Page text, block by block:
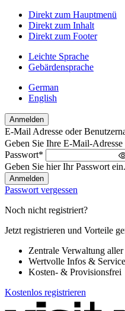
Direkt zum Hauptmenü
Direkt zum Inhalt
Direkt zum Footer
Leichte Sprache
Gebärdensprache
German
English
Anmelden
Willkommen
zurück!
Bitte
melden
Sie
sich
an
E-Mail Adresse oder
Geben Sie Ihre E-Mail-
Passwort*
Geben Sie hier Ihr Passwort ein.
Passwort vergessen
Noch nicht registriert?
Jetzt registrieren und Vorteile
Zentrale Verwaltung
Wertvolle Infos &
Kosten- & Provisionsfrei
Kostenlos registrieren